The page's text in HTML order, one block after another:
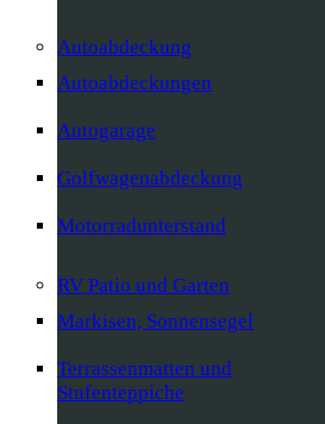
Autoabdeckung
Autoabdeckungen
Autogarage
Golfwagenabdeckung
Motorradunterstand
RV Patio und Garten
Markisen, Sonnensegel
Terrassenmatten und
Stufenteppiche